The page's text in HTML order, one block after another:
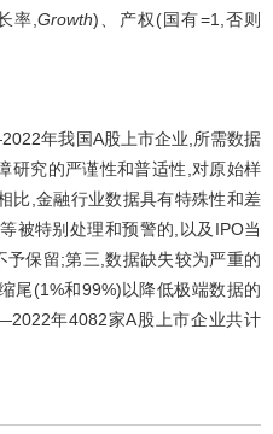
率,Growth)、产权(国有=1,否则
年我国A股上市企业,所需数据
研究的严谨性和普适性,对原始样
比,金融行业数据具有特殊性和差
被特别处理和预警的,以及IPO当
保留;第三,数据缺失较为严重的
尾(1%和99%)以降低极端数据的
年4082家A股上市企业共计